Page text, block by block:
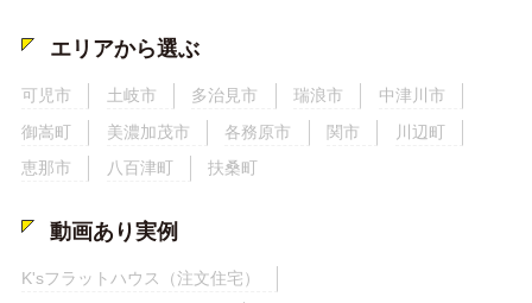
エリアから選ぶ
可児市 土岐市 多治見市 瑞浪市
中津川市
御嵩町
美濃加茂市 各務原市 関市
川辺町
恵那市
八百津町 扶桑町
動画あり実例
K'sフラットハウス（注文住宅）